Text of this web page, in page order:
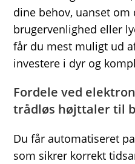
dine behov, uanset
brugervenlighed eller
får du mest muligt ud
investere i dyr og
Fordele ved
trådløs højttaler til
Du får automatiseret
som sikrer korrekt